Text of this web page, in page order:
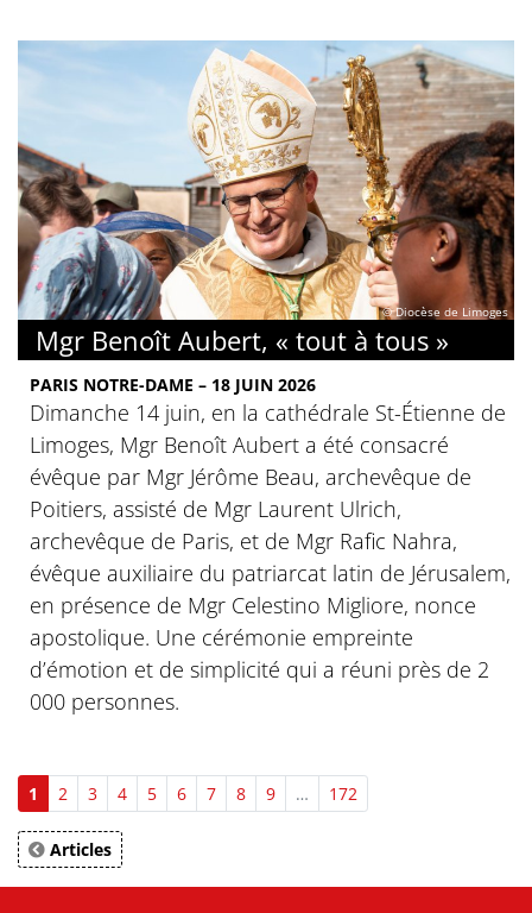
© Diocèse de Limoges
Mgr Benoît Aubert, « tout à tous »
PARIS NOTRE-DAME – 18 JUIN 2026
Dimanche 14 juin, en la cathédrale St-Étienne de
Limoges, Mgr Benoît Aubert a été consacré
évêque par Mgr Jérôme Beau, archevêque de
Poitiers, assisté de Mgr Laurent Ulrich,
archevêque de Paris, et de Mgr Rafic Nahra,
évêque auxiliaire du patriarcat latin de Jérusalem,
en présence de Mgr Celestino Migliore, nonce
apostolique. Une cérémonie empreinte
d’émotion et de simplicité qui a réuni près de 2
000 personnes.
1 2 3 4 5 6 7 8 9 … 172
Articles